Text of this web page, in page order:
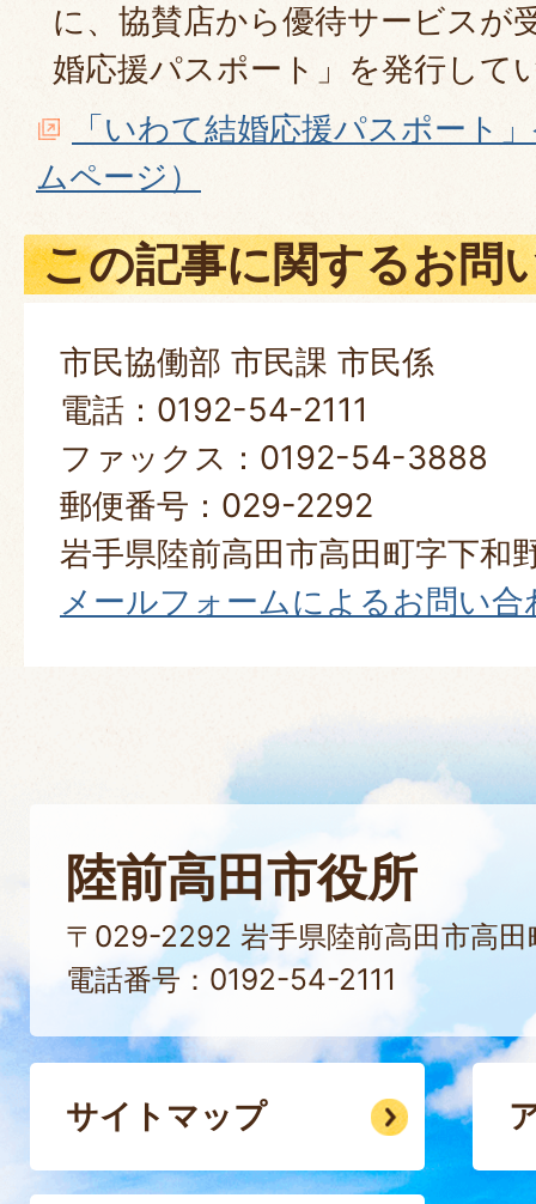
に、協賛店から優待サービスが
婚応援パスポート」を発行して
「いわて結婚応援パスポート
ムページ）
この記事に関するお問
市民協働部 市民課 市民係
電話：0192-54-2111
ファックス：0192-54-3888
郵便番号：029-2292
岩手県陸前高田市高田町字下和
メールフォームによるお問い合
陸前高田市役所
〒029-2292 岩手県陸前高田市高田
電話番号：0192-54-2111
サイトマップ